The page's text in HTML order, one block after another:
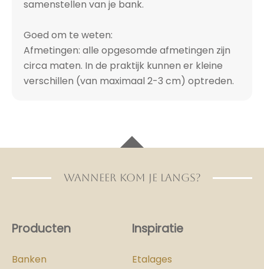
samenstellen van je bank.
Goed om te weten:
Afmetingen: alle opgesomde afmetingen zijn
circa maten. In de praktijk kunnen er kleine
verschillen (van maximaal 2-3 cm) optreden.
WANNEER KOM JE LANGS?
Producten
Banken
Inspiratie
Etalages